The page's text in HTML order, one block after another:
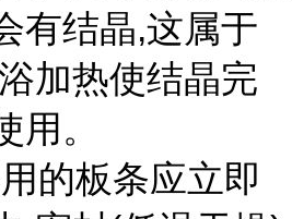
有结晶,这属于
加热使结晶完
用。
的板条应立即